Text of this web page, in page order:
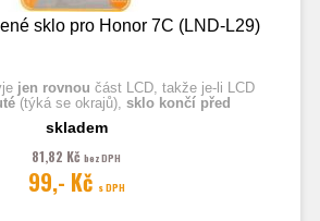
sklo pro Honor 7C (LND-L29)
jen rovnou část LCD, takže je-li LCD
(týká se okrajů), sklo končí před
skladem
81,82 Kč bez DPH
99,- Kč s DPH